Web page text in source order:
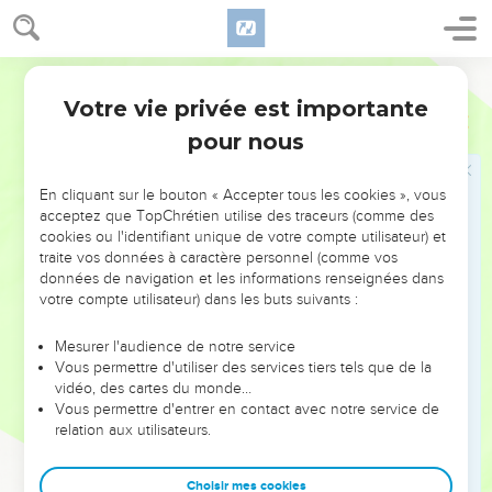
Jean 1
que les prophètes ont annoncé : c’est Jésus, le fils de
Joseph de la ville de Nazareth. —
46
venir de bon de Nazareth ? — Tu n’as qu’à venir et le voir toi-
même, lui réplique Philippe.
— Voilà un véritable Israélite, un homme sans arrière-
pensées. —
D’où me connais-tu ? lui demande Nathanaël. — Avant
même que Philippe ne t’appelle, lui répond Jésus, je t’ai vu
lorsque tu étais assis sous le figuier. —
Rabbi, s’écrie Nathanaël, tu es le Fils de Dieu, le roi
qu’Israël attend ! —
Tu crois en moi, répond Jésus, parce que je t’ai dit que je
t’ai vu sous le figuier ? Tu verras de bien plus grandes choses
Et il ajouta (en s’adressant à tous) : Oui, vraiment, je vous
Votre vie privée est importante
pour nous
En cliquant sur le bouton « Accepter tous les cookies », vous
acceptez que TopChrétien utilise des traceurs (comme des
cookies ou l'identifiant unique de votre compte utilisateur) et
traite vos données à caractère personnel (comme vos
données de navigation et les informations renseignées dans
votre compte utilisateur) dans les buts suivants :
Mesurer l'audience de notre service
Vous permettre d'utiliser des services tiers tels que de la
vidéo, des cartes du monde…
Vous permettre d'entrer en contact avec notre service de
relation aux utilisateurs.
Choisir mes cookies